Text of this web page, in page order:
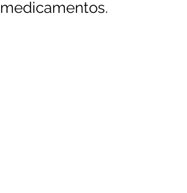
medicamentos.